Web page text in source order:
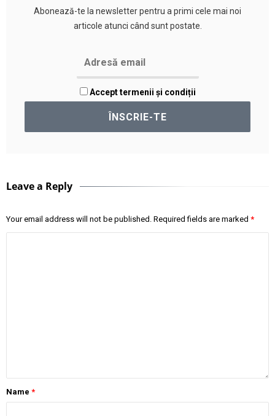
Abonează-te la newsletter pentru a primi cele mai noi
articole atunci când sunt postate.
Accept termenii și condiții
Leave a Reply
Your email address will not be published. Required fields are marked *
Name *